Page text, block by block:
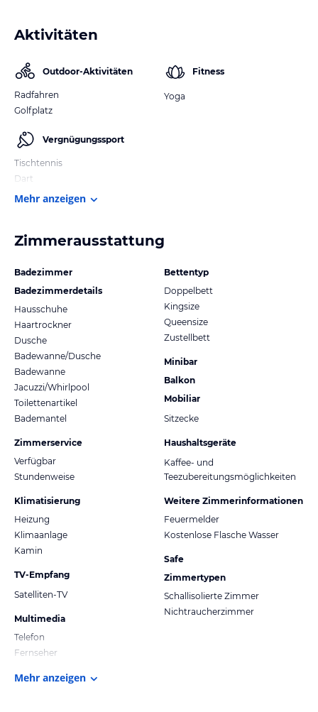
Aktivitäten
Outdoor-Aktivitäten
Radfahren
Golfplatz
Vergnügungssport
Tischtennis
Dart
Fitness
Yoga
Mehr anzeigen
Zimmerausstattung
Badezimmer
Badezimmerdetails
Hausschuhe
Haartrockner
Dusche
Badewanne/Dusche
Badewanne
Jacuzzi/Whirlpool
Toilettenartikel
Bademantel
Zimmerservice
Verfügbar
Stundenweise
Klimatisierung
Heizung
Klimaanlage
Kamin
TV-Empfang
Satelliten-TV
Multimedia
Telefon
Fernseher
Bettentyp
Doppelbett
Kingsize
Queensize
Zustellbett
Minibar
Balkon
Mobiliar
Sitzecke
Haushaltsgeräte
Kaffee- und
Teezubereitungsmöglichkeiten
Weitere Zimmerinformationen
Feuermelder
Kostenlose Flasche Wasser
Safe
Zimmertypen
Schallisolierte Zimmer
Nichtraucherzimmer
Mehr anzeigen